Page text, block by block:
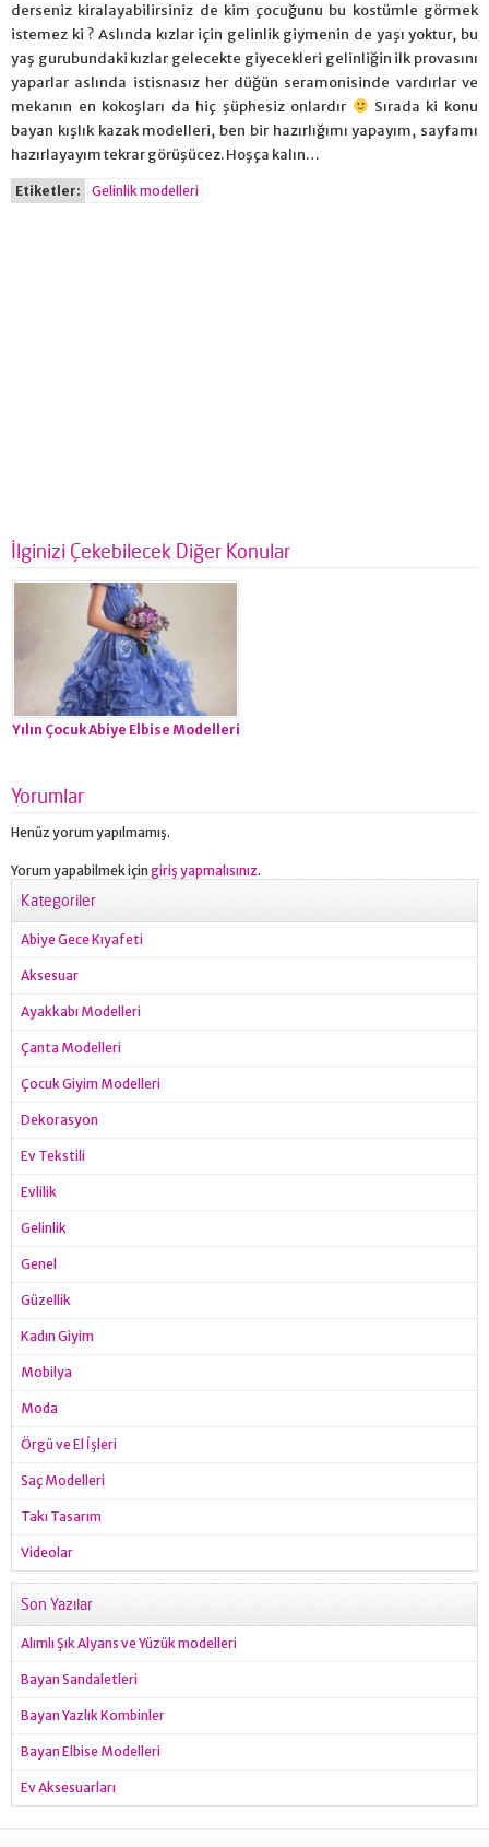
derseniz kiralayabilirsiniz de kim çocuğunu bu kostümle görmek
istemez ki ? Aslında kızlar için gelinlik giymenin de yaşı yoktur, bu
yaş gurubundaki kızlar gelecekte giyecekleri gelinliğin ilk provasını
yaparlar aslında istisnasız her düğün seramonisinde vardırlar ve
mekanın en kokoşları da hiç şüphesiz onlardır
Sırada ki konu
bayan kışlık kazak modelleri, ben bir hazırlığımı yapayım, sayfamı
hazırlayayım tekrar görüşücez. Hoşça kalın…
Etiketler: Gelinlik modelleri
İlginizi Çekebilecek Diğer Konular
Yılın Çocuk Abiye Elbise Modelleri
Yorumlar
Henüz yorum yapılmamış.
Yorum yapabilmek için giriş yapmalısınız.
Kategoriler
Abiye Gece Kıyafeti
Aksesuar
Ayakkabı Modelleri
Çanta Modelleri
Çocuk Giyim Modelleri
Dekorasyon
Ev Tekstili
Evlilik
Gelinlik
Genel
Güzellik
Kadın Giyim
Mobilya
Moda
Örgü ve El İşleri
Saç Modelleri
Takı Tasarım
Videolar
Son Yazılar
Alımlı Şık Alyans ve Yüzük modelleri
Bayan Sandaletleri
Bayan Yazlık Kombinler
Bayan Elbise Modelleri
Ev Aksesuarları